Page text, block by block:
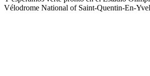
Vélodrome National of Saint-Quentin-En-